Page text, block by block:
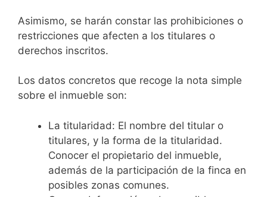
Asimismo, se harán constar las prohibiciones o
restricciones que afecten a los titulares o
derechos inscritos.
Los datos concretos que recoge la nota simple
sobre el inmueble son:
La titularidad: El nombre del titular o
titulares, y la forma de la titularidad.
Conocer el propietario del inmueble,
además de la participación de la finca en
posibles zonas comunes.